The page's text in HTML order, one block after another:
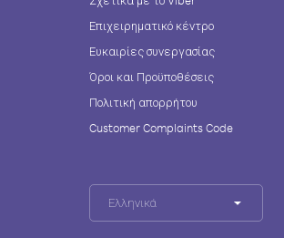
Επιχειρηματικό κέντρο
Ευκαιρίες συνεργασίας
Όροι και Προϋποθέσεις
Πολιτική απορρήτου
Customer Complaints Code
Ελληνικά